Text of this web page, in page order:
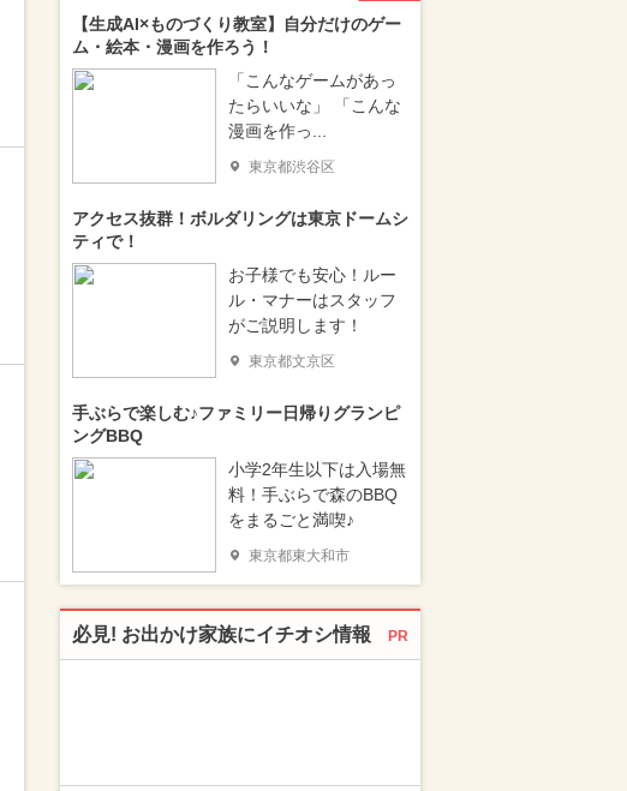
【生成AI×ものづくり教室】自分だけのゲー
ム・絵本・漫画を作ろう！
「こんなゲームがあっ
たらいいな」 「こんな
漫画を作っ...
東京都渋谷区
アクセス抜群！ボルダリングは東京ドームシ
ティで！
お子様でも安心！ルー
ル・マナーはスタッフ
がご説明します！
東京都文京区
手ぶらで楽しむ♪ファミリー日帰りグランピ
ングBBQ
小学2年生以下は入場無
料！手ぶらで森のBBQ
をまるごと満喫♪
東京都東大和市
必見! お出かけ家族にイチオシ情報 PR